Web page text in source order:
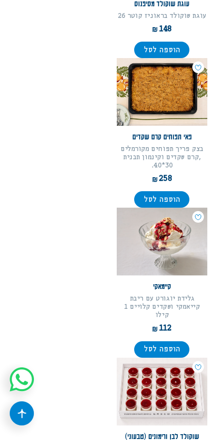
עוגת שוקולד מסיפנוס
עוגת שוקולד בראוניז קוטר 26
148
הוספה לסל
פאי תפוחים קרם שקדים
בצק פריך תפוחים מקורמלים
,קרם שקדים וקינמון תבנית
30*40.
258
הוספה לסל
קיימאקי
גלידת יוגורט עם ריבת
קייאמקי ושקדים קלויים 1
קילו
112
הוספה לסל
שוקולד לבן ורימונים (טבעוני)